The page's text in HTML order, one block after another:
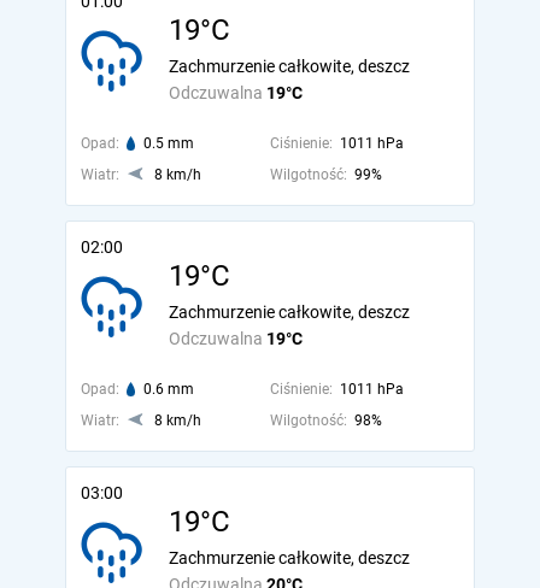
19°C
Odczuwalna 19°C
Zachmurzenie całkowite, deszcz
Opad: 0.5 mm Ciśnienie: 1011 hPa
Wiatr:
8 km/h Wilgotność: 99%
02:00
19°C
Odczuwalna 19°C
Zachmurzenie całkowite, deszcz
Opad: 0.6 mm Ciśnienie: 1011 hPa
Wiatr:
8 km/h Wilgotność: 98%
03:00
19°C
Zachmurzenie całkowite, deszcz